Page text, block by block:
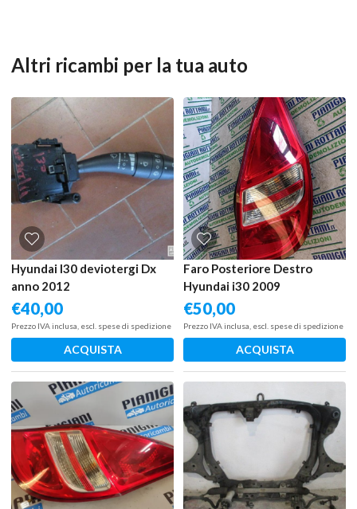
Altri ricambi per la tua auto
Hyundai I30 deviotergi Dx
anno 2012
€40,00
Prezzo IVA inclusa, escl. spese di spedizione
ACQUISTA
Faro Posteriore Destro
Hyundai i30 2009
€50,00
Prezzo IVA inclusa, escl. spese di spedizione
ACQUISTA